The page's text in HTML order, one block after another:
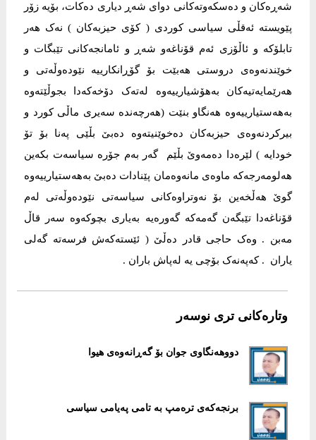
شەڕەکان و دەسکەوتەکانی دوای شەڕ دیاری دەکات، بۆیە زۆر
پێویستە ئەقڵی سیاسی کوردی ( کۆی حیزبەکان ) نەک هەر
تابلۆکە و ئاڵۆزی ئەم قۆناغەو شەڕ و ئامانجەکانی تێبگات و
خوێندنەوەی دروستی هەبێت بۆ گۆڕانکارییە نێودەوڵەتی و
هەرێمایەتیەکان بەهۆشیارییەوە لەتەک دۆخەکەدا بجوڵێتەوە
بەهەستیارییەوە هەنگاو بنێت (هەرچەندە سەیری ماڵی کورد و
بیرکردنەوەی حیزبەکان دەخوێنیتەوە دەبێ بڵێی پەنا بۆ تۆ
خودایە ) لێرەدا دەمەوێ بڵێم گەر بەم جۆرە سیاسەت بکەین
هەلومەرجەکە ماوەی مانەوەمان پێنادات دەبێ بەهەستیارییەوە
گوێ هەڵخەین بۆ نەوتراوەکانی سیاسەتی نێودەوڵەتی لەم
قۆناغەدا تێبگەن گەمەکە گەورەیە بەیاری بچوکەوە سەر قاڵ
مەبن . وەک حاجی قادر دەڵێ ( ئێستەکەش فرسەتە گەلی
یاران . کەپەنەک بۆچی یە لەپاش باران .
وتارەکانی تری نوسەر
دووهەنگاوی جوان بۆ گەڕانەوەی هیوا
برنجەکەی ترەمپ بە تامی پەیامی سیاسی